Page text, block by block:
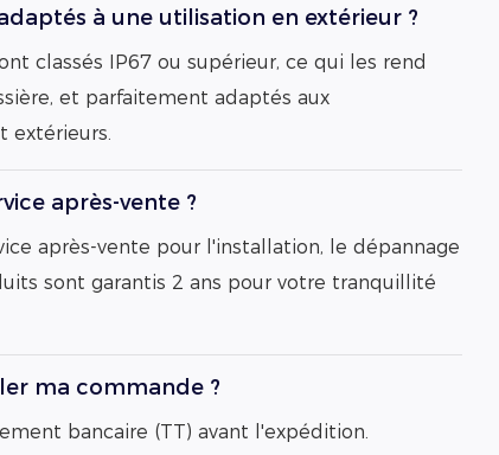
à une utilisation en extérieur ?
classés IP67 ou supérieur, ce qui les rend
et parfaitement adaptés aux
extérieurs.
après-vente ?
après-vente pour l'installation, le dépannage
sont garantis 2 ans pour votre tranquillité
ma commande ?
bancaire (TT) avant l'expédition.